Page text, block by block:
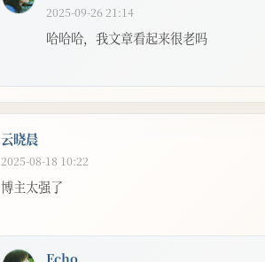
2025-09-26 21:14
哈哈哈，我文章看起来很老吗
云晓晨
2025-08-18 10:22
博主太强了
Echo